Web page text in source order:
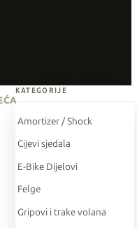
KATEGORIJE
Amortizer / Shock
Cijevi sjedala
E-Bike Dijelovi
Felge
Gripovi i trake volana